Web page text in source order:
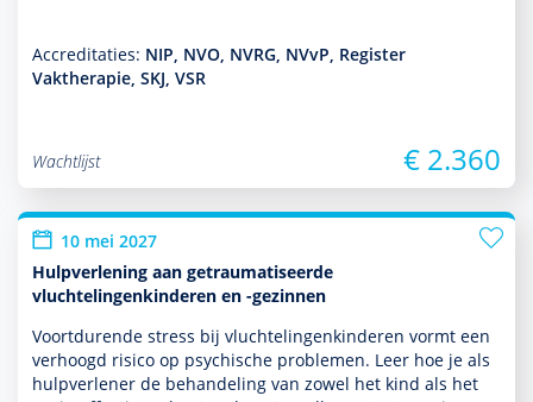
Accreditaties: NIP, NVO, NVRG, NVvP, Register
Vaktherapie, SKJ, VSR
Wachtlijst € 2.360
10 mei 2027
Hulpverlening aan getraumatiseerde
vluchtelingenkinderen en -gezinnen
Voortdurende stress bij vluchtelingenkin­de­ren vormt een
verhoogd risico op psychische pro­ble­men. Leer hoe je als
hulp­ver­le­ner de behan­del­ing van zowel het kind als het